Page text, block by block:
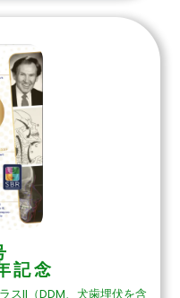
記念
スII（DDM、犬歯埋伏を含